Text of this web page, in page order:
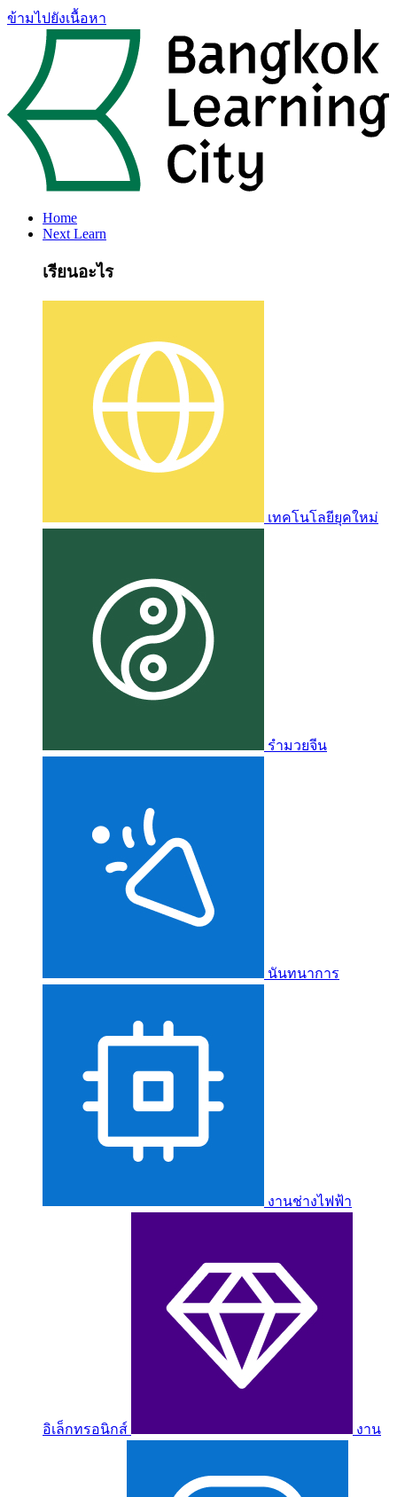
ข้ามไปยังเนื้อหา
Home
Next Learn
เรียนอะไร
เทคโนโลยียุคใหม่
รำมวยจีน
นันทนาการ
งานช่างไฟฟ้า
อิเล็กทรอนิกส์ งาน